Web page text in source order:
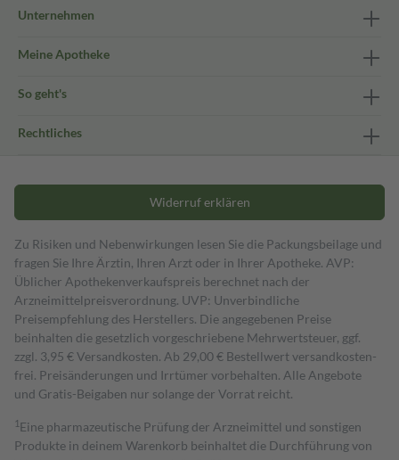
Unternehmen
Meine Apotheke
So geht's
Rechtliches
Widerruf erklären
Zu Risiken und Nebenwirkungen lesen Sie die Packungsbeilage und
fragen Sie Ihre Ärztin, Ihren Arzt oder in Ihrer Apotheke. AVP:
Üblicher Apothekenverkaufspreis berechnet nach der
Arzneimittelpreisverordnung. UVP: Unverbindliche
Preisempfehlung des Herstellers. Die angegebenen Preise
beinhalten die gesetzlich vorgeschriebene Mehrwertsteuer, ggf.
zzgl. 3,95 € Versandkosten. Ab 29,00 € Bestell­wert versand­kosten­
frei. Preisänderungen und Irrtümer vorbehalten. Alle Angebote
und Gratis-Beigaben nur solange der Vorrat reicht.
1 Eine pharmazeutische Prüfung der Arzneimittel und sonstigen
Produkte in deinem Warenkorb beinhaltet die Durchführung von